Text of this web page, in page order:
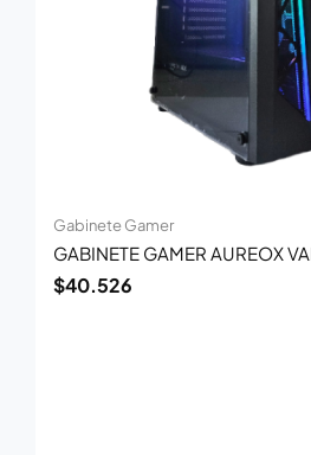
Gabinete Gamer
GABINETE GAMER AUREOX
$40.526